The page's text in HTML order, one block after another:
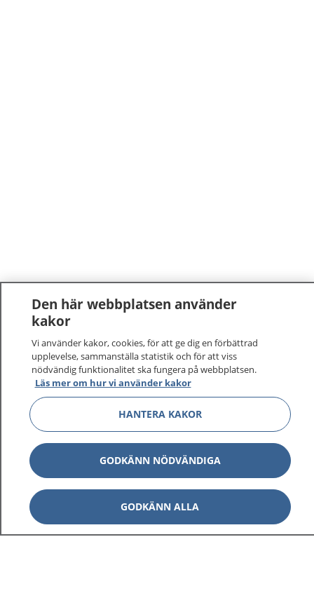
1177–tryggt om din hälsa och vård
På 1177.se får du råd om hälsa och information om
sjukdomar och vilka mottagningar du kan kontakta.
Logga in för att läsa din journal och göra dina
vårdärenden. Ring telefonnummer 1177 för
sjukvårdsrådgivning dygnet runt.
1177 ger dig råd när du vill må bättre.
Den här webbplatsen använder
kakor
Vi använder kakor, cookies, för att ge dig en förbättrad
upplevelse, sammanställa statistik och för att viss
nödvändig funktionalitet ska fungera på webbplatsen.
Läs mer om hur vi använder kakor
HANTERA KAKOR
GODKÄNN NÖDVÄNDIGA
GODKÄNN ALLA